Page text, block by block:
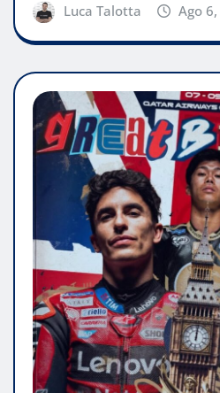
Luca Talotta Ago